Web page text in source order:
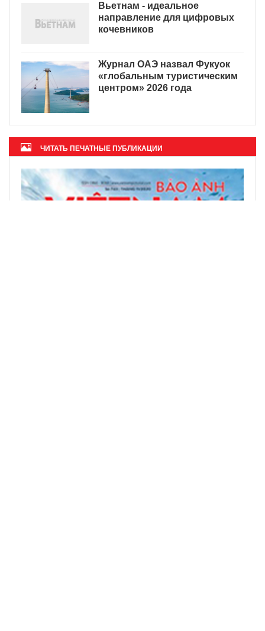
Вьетнам - идеальное
направление для цифровых
кочевников
Журнал ОАЭ назвал Фукуок
«глобальным туристическим
центром» 2026 года
ЧИТАТЬ ПЕЧАТНЫЕ ПУБЛИКАЦИИ